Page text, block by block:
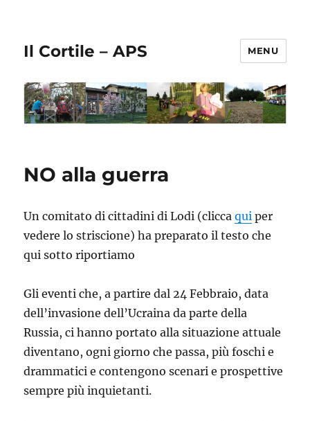
Il Cortile – APS MENU
NO alla guerra
Un comitato di cittadini di Lodi (cliccaqui per
vedere lo striscione) ha preparato il testo che
qui sotto riportiamo
Gli eventi che, a partire dal 24 Febbraio, data
dell’invasione dell’Ucraina da parte della
Russia, ci hanno portato alla situazione attuale
diventano, ogni giorno che passa, più foschi e
drammatici e contengono scenari e prospettive
sempre più inquietanti.